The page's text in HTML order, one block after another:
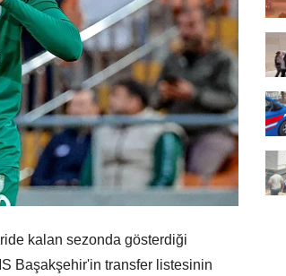
kalan sezonda gösterdiği
Başakşehir'in transfer listesinin